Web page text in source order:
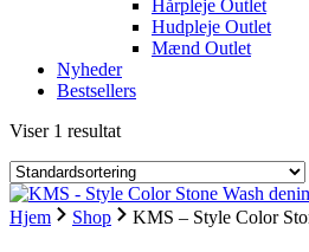
Hårpleje Outlet
Hudpleje Outlet
Mænd Outlet
Nyheder
Bestsellers
Viser 1 resultat
Hjem Shop KMS – Style Color